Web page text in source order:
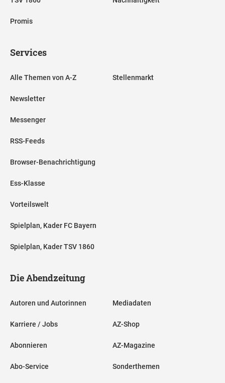
Promis
Services
Alle Themen von A-Z
Newsletter
Messenger
RSS-Feeds
Browser-Benachrichtigung
Ess-Klasse
Vorteilswelt
Spielplan, Kader FC Bayern
Spielplan, Kader TSV 1860
Stellenmarkt
Die Abendzeitung
Autoren und Autorinnen
Karriere / Jobs
Abonnieren
Abo-Service
Mediadaten
AZ-Shop
AZ-Magazine
Sonderthemen